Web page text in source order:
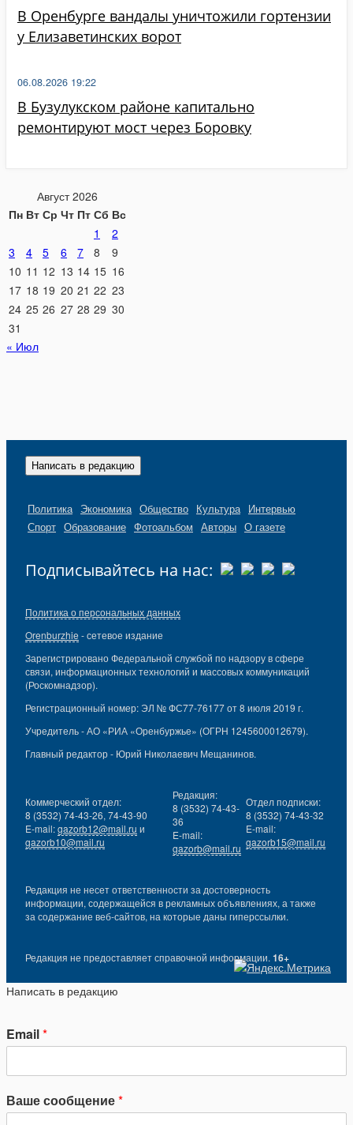
В Оренбурге вандалы уничтожили гортензии
у Елизаветинских ворот
В Бузулукском районе капитально
ремонтируют мост через Боровку
06.08.2026 19:22
Август 2026
Пн Вт Ср Чт Пт Сб Вс
1
2
3
4 5 6 7 8
9
10 11 12 13 14 15 16
17 18 19 20 21 22 23
24 25 26 27 28 29 30
31
« Июл
Написать в редакцию
Политика Экономика Общество Культура Интервью
Спорт Образование Фотоальбом Авторы О газете
Подписывайтесь на нас:
Политика о персональных данных
Orenburzhie - сетевое издание
Зарегистрировано Федеральной службой по надзору в сфере
связи, информационных технологий и массовых коммуникаций
(Роскомнадзор).
Регистрационный номер: ЭЛ № ФС77-76177 от 8 июля 2019 г.
Учредитель - АО «РИА «Оренбуржье» (ОГРН 1245600012679).
Главный редактор - Юрий Николаевич Мещанинов.
Коммерческий отдел:
8 (3532) 74-43-26, 74-43-90
E-mail:gazorb12@mail.ru и
gazorb10@mail.ru
Редакция:
8 (3532) 74-43-
36
E-mail:
gazorb@mail.ru
Отдел подписки:
8 (3532) 74-43-32
E-mail:
gazorb15@mail.ru
Редакция не несет ответственности за достоверность
информации, содержащейся в рекламных объявлениях, а также
за содержание веб-сайтов, на которые даны гиперссылки.
Редакция не предоставляет справочной информации. 16+
Написать в редакцию
Email*
Ваше сообщение*